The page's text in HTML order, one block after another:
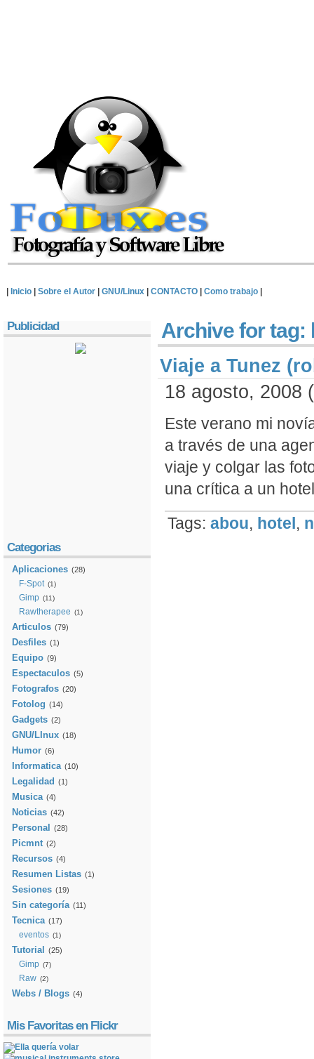
Inicio Sobre el Autor GNU/Linux CONTACTO Como trabajo
Archive for tag:
Viaje a Tunez
18 agosto, 2008
Este verano mi
a través de una
viaje y colgar las
una crí­tica a un
Tags: abou, hotel,
Publicidad
Categorias
Aplicaciones (28)
F-Spot (1)
Gimp (11)
Rawtherapee (1)
Articulos (79)
Desfiles (1)
Equipo (9)
Espectaculos (5)
Fotografos (20)
Fotolog (14)
Gadgets (2)
GNU/LInux (18)
Humor (6)
Informatica (10)
Legalidad (1)
Musica (4)
Noticias (42)
Personal (28)
Picmnt (2)
Recursos (4)
Resumen Listas (1)
Sesiones (19)
Sin categoría (11)
Tecnica (17)
eventos (1)
Tutorial (25)
Gimp (7)
Raw (2)
Webs / Blogs (4)
Mis Favoritas en Flickr